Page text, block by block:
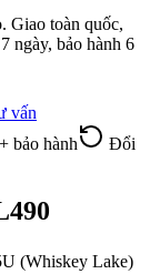
Giao toàn quốc,
7 ngày, bảo hành 6
vấn
bảo hành
Đổi
(Whiskey Lake)